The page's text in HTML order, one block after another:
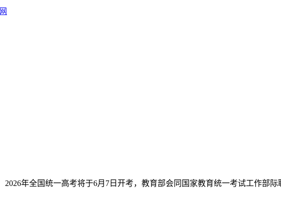
2026年全国统一高考将于6月7日开考，教育部会同国家教育统一考试工作部